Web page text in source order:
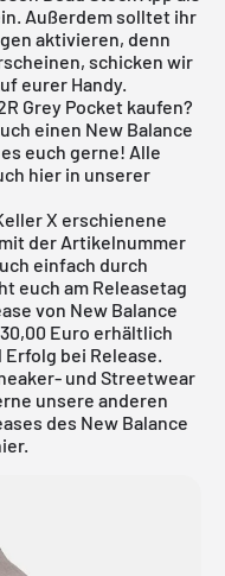
Außerdem solltet ihr
aktivieren, denn
schicken wir
eurer Handy.
Grey Pocket kaufen?
einen New Balance
euch gerne! Alle
hier in unserer
X erschienene
der Artikelnummer
einfach durch
euch am Releasetag
von New Balance
Euro erhältlich
bei Release.
und Streetwear
unsere anderen
des New Balance
.